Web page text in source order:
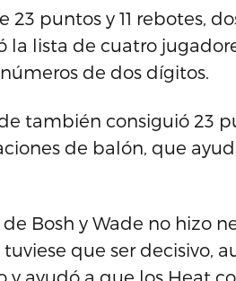
puntos y 11 rebotes,
la lista de cuatro
de dos dígitos.
también consiguió 23
de balón, que
Bosh y Wade no hizo
que ser decisivo,
ayudó a que los Heat